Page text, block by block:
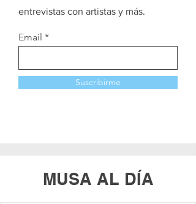
entrevistas con artistas y más.
Email
Suscribirme
MUSA AL DÍA